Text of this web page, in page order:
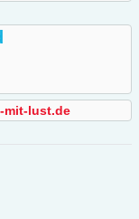
mit-lust.de